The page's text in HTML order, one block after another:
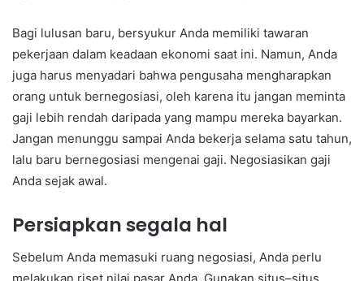
Bagi lulusan baru, bersyukur Anda memiliki tawaran
pekerjaan dalam keadaan ekonomi saat ini. Namun, Anda
juga harus menyadari bahwa pengusaha mengharapkan
orang untuk bernegosiasi, oleh karena itu jangan meminta
gaji lebih rendah daripada yang mampu mereka bayarkan.
Jangan menunggu sampai Anda bekerja selama satu tahun,
lalu baru bernegosiasi mengenai gaji. Negosiasikan gaji
Anda sejak awal.
Persiapkan segala hal
Sebelum Anda memasuki ruang negosiasi, Anda perlu